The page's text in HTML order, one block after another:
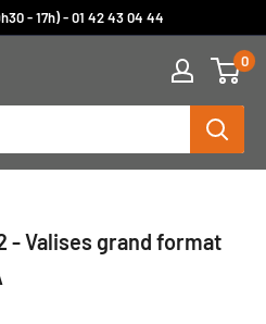
- 17h) - 01 42 43 04 44
0
- Valises grand format